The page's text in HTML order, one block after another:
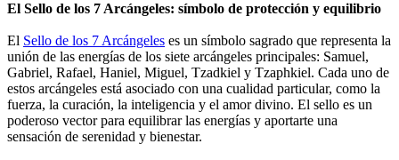
El Sello de los 7 Arcángeles: símbolo de protección y equilibrio
El Sello de los 7 Arcángeles es un símbolo sagrado que representa la
unión de las energías de los siete arcángeles principales: Samuel,
Gabriel, Rafael, Haniel, Miguel, Tzadkiel y Tzaphkiel. Cada uno de
estos arcángeles está asociado con una cualidad particular, como la
fuerza, la curación, la inteligencia y el amor divino. El sello es un
poderoso vector para equilibrar las energías y aportarte una
sensación de serenidad y bienestar.